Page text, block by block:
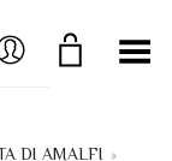
MY ACCOUNT
Menú
DI AMALFI »